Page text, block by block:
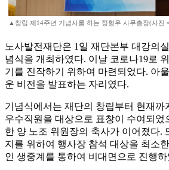
▲창립 제14주년 기념사를 하는 정형우 사무총장(사진
노사발전재단은 1일 재단본부 대강의
념식을 개최하였다. 이날 코로나19로
기를 진작하기 위하여 마련되었다. 아
운 비전을 발표하는 자리였다.
기념식에서는 재단의 창립부터 현재까
우수직원을 대상으로 표창이 수여되었
한 양 노조 위원장의 축사가 이어졌다.
지를 위하여 행사장 참석 대상을 최소
인 생중계를 통하여 비대면으로 진행하